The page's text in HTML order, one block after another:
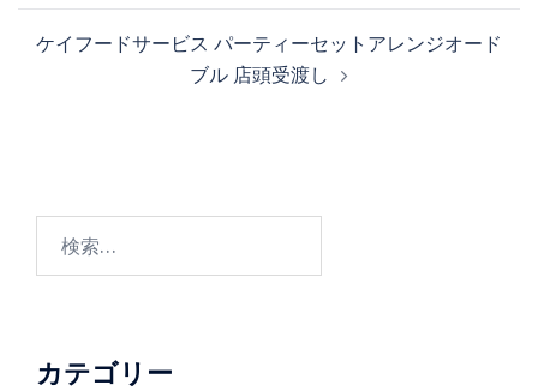
ナ
ビ
ン
ケイフードサービス パーティーセットアレンジオード
ブル 店頭受渡し
カテゴリー